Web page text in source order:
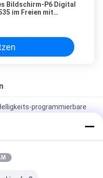
Bildschirm-P6 Digital
im Freien mit
programmierbare
hohen Auflösung P3mm
verzeichnende Digital im